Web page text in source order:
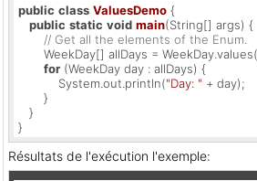
public class ValuesDemo {
public static void main(String[] args) {
// Get all the elements of the Enum.
WeekDay[] allDays =
for (WeekDay day : allDays) {
           System.out.println(
"Day: " + day);
       }
   }
}
Résultats de l'exécution l'exemple: